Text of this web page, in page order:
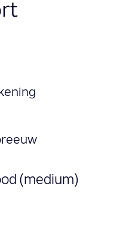
(medium)